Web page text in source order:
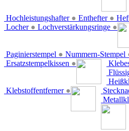
Hochleistungshafter ● Enthefter ●
Locher ● Lochverstärkungsringe ●
Paginierstempel ● Nummern-Stempel
Ersatzstempelkissen ●
Klebstoffentferner ●